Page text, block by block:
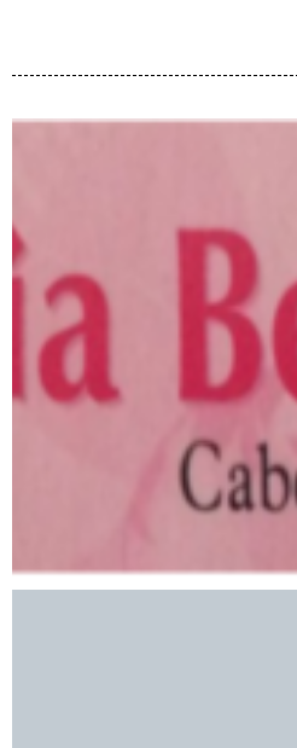
Via Beleza